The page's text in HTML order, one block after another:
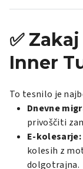
✅
Inner
To tesnilo je
Dnevne
privoščiti
E-kolesarje:
kolesih z
dolgotrajna.